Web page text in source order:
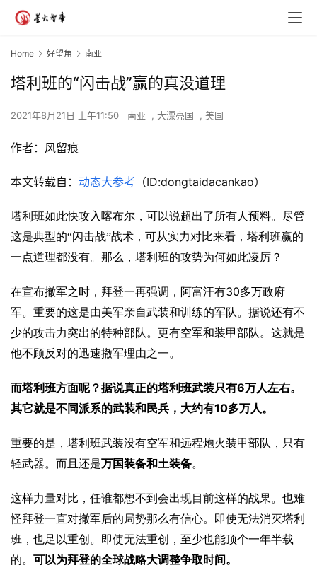
Home 好望角 南亚
塔利班的“闪击战”赢的真没道理
2021年8月21日 上午11:50 南亚 , 大漂亮国 , 美国
作者：风留痕
本文转载自： 动态大参考 （ID:dongtaidacankao）
塔利班如此快攻入喀布尔，可以说超出了所有人预料。尽管
这是典型的“闪击战”战术，可从实力对比来看，塔利班赢的
一点道理都没有。那么，塔利班的攻势为何如此凌厉？
在宣布撤军之时，拜登一再强调，阿富汗有30多万政府
军。重要的这是由美军亲自武装和训练的军队。据说还有不
少的攻击力突出的特种部队。更有空军和装甲部队。这就是
他不顾反对的迅速撤军理由之一。
而塔利班方面呢？据说真正的塔利班武装只有6万人左右。
其它就是不同派系的武装和民兵，大约有10多万人。
重要的是，塔利班武装没有空军和远程炮火装甲部队，只有
轻武器。而且还是万国装备和土装备。
这样力量对比，任谁都想不到会出现目前这样的战果。也难
怪拜登一直对撤军后的局势那么有信心。即使无法消灭塔利
班，也足以重创。即使无法重创，至少也能顶个一年半载
的。 可以为拜登的全球战略大调整争取时间。